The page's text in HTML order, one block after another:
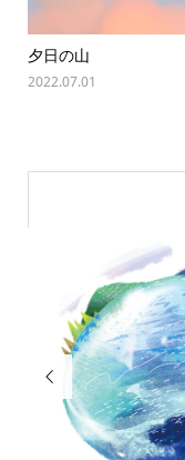
夕日の山
2022.07.01
